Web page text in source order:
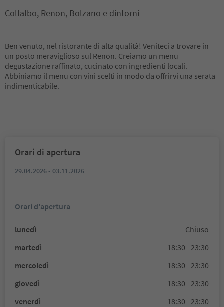
Collalbo, Renon, Bolzano e dintorni
Ben venuto, nel ristorante di alta qualità! Veniteci a trovare in
un posto meraviglioso sul Renon. Creiamo un menu
degustazione raffinato, cucinato con ingredienti locali.
Abbiniamo il menu con vini scelti in modo da offrirvi una serata
indimenticabile.
Orari di apertura
29.04.2026 - 03.11.2026
Orari d'apertura
lunedì
Chiuso
martedì
18:30 - 23:30
mercoledì
18:30 - 23:30
giovedì
18:30 - 23:30
venerdì
18:30 - 23:30